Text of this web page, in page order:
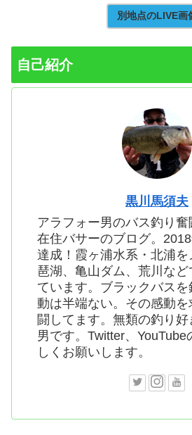
別地点のLIVE画
自己紹介
黒川馬須夫
アラフォー男のバス釣り
在住バサーのブログ。
達成！霞ヶ浦水系・北浦
琶湖、亀山ダム、荒川など
ています。ブラックバス
動は半端ない。その感動
闘してます。無類の釣り
男です。Twitter、YouTube
しくお願いします。